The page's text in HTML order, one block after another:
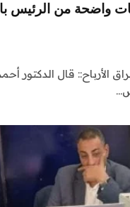
واضحة من الرئيس
الأرباح:: قال الدكتور